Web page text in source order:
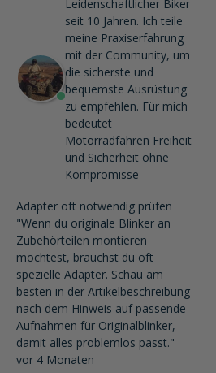
Leidenschaftlicher Biker
seit 10 Jahren. Ich teile
meine Praxiserfahrung
mit der Community, um
die sicherste und
bequemste Ausrüstung
zu empfehlen. Für mich
bedeutet
Motorradfahren Freiheit
und Sicherheit ohne
Kompromisse
Adapter oft notwendig prüfen
"Wenn du originale Blinker an
Zubehörteilen montieren
möchtest, brauchst du oft
spezielle Adapter. Schau am
besten in der Artikelbeschreibung
nach dem Hinweis auf passende
Aufnahmen für Originalblinker,
damit alles problemlos passt."
vor 4 Monaten